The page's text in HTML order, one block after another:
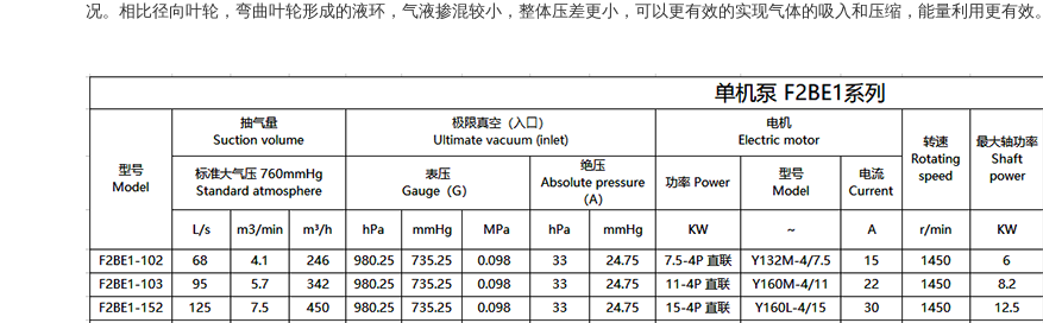
况。相比径向叶轮，弯曲叶轮形成的液环，气液掺混较小，整体压差更小，可以更有效的实现气体的吸入和压缩，能量利用更有效。